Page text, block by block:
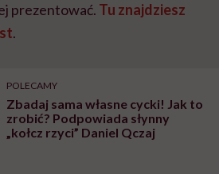
prezentować. Tu znajdziesz
.
POLECAMY
Zbadaj sama własne cycki! Jak to
zrobić? Podpowiada słynny
„kołcz rzyci” Daniel Qczaj